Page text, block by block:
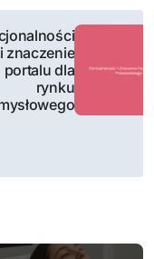
i znaczenie
portalu dla
rynku